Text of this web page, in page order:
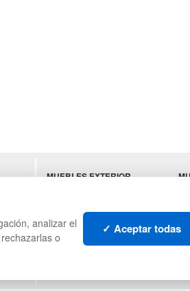
MUEBLES EXTERIOR
analizar el
o
✓ Aceptar todas